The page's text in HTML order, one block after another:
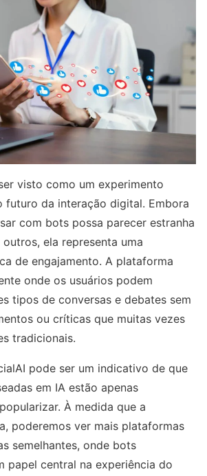
visto como um experimento
futuro da interação digital. Embora
com bots possa parecer estranha
ela representa uma
de engajamento. A plataforma
onde os usuários podem
tipos de conversas e debates sem
ou críticas que muitas vezes
tradicionais.
pode ser um indicativo de que
em IA estão apenas
À medida que a
poderemos ver mais plataformas
semelhantes, onde bots
papel central na experiência do